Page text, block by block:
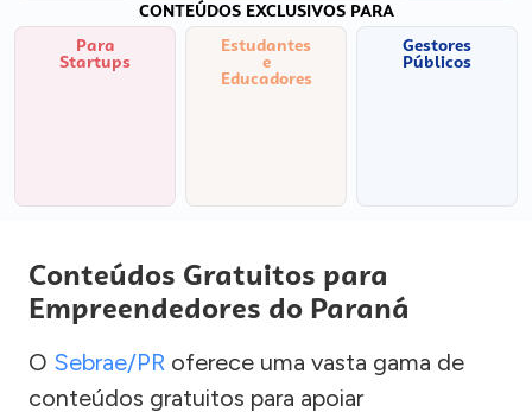
CONTEÚDOS EXCLUSIVOS PARA
Para
Startups
Estudantes
e
Educadores
Gestores
Públicos
Conteúdos Gratuitos para
Empreendedores do Paraná
O Sebrae/PR oferece uma vasta gama de
conteúdos gratuitos para apoiar